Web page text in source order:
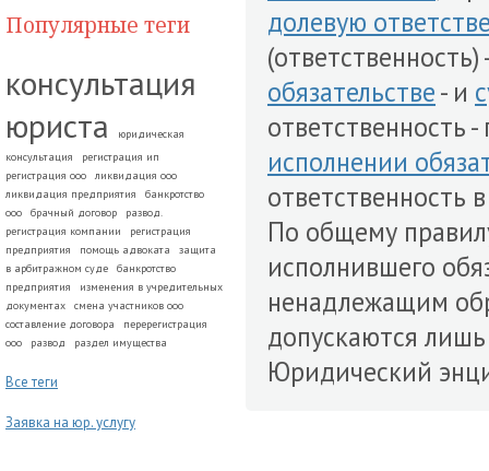
Популярные теги
консультация
юриста
юридическая
консультация
регистрация ип
регистрация ооо
ликвидация ооо
ликвидация предприятия
банкротство
ооо
брачный договор
развод.
регистрация компании
регистрация
предприятия
помощь адвоката
защита
в арбитражном суде
банкротство
предприятия
изменения в учредительных
документах
смена участников ооо
составление договора
перерегистрация
ооо
развод раздел имущества
Все теги
Заявка на юр. услугу
долевую
обязательстве- и
ответственность
исполнении
ответственность
По общему
исполнившего
ненадлежащим
допускаются
Юридический